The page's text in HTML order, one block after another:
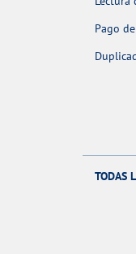
Pago
TODAS